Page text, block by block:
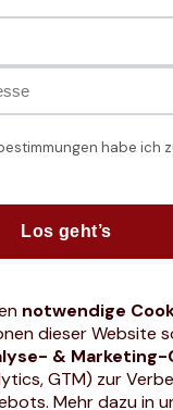
habe ich
Los geht’s
notwendige
dieser Website
& Marketing-
GTM) zur
Mehr dazu in